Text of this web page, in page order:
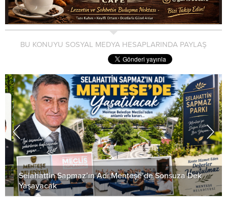
BU KONUYU SOSYAL MEDYA HESAPLARINDA PAYLAŞ
Selahattin Sapmaz’ın Adı Menteşe’de Sonsuza Dek
Yaşayacak